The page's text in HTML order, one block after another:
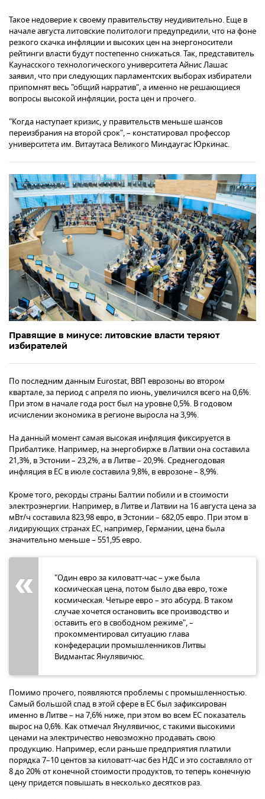
Такое недоверие к своему правительству неудивительно. Еще в
начале августа литовские политологи предупредили, что на фоне
резкого скачка инфляции и высоких цен на энергоносители
рейтинги власти будут постепенно снижаться. Так, представитель
Каунасского технологического университета Айнис Лашас
заявил, что при следующих парламентских выборах избиратели
припомнят весь "общий нарратив", а именно не решающиеся
вопросы высокой инфляции, роста цен и прочего.
"Когда наступает кризис, у правительств меньше шансов
переизбрания на второй срок", – констатировал профессор
университета им. Витаутаса Великого Миндаугас Юркинас.
Правящие в минусе: литовские власти теряют
избирателей
По последним данным Eurostat, ВВП еврозоны во втором
квартале, за период с апреля по июнь, увеличился всего на 0,6%.
При этом в начале года рост был на уровне 0,5%. В годовом
исчислении экономика в регионе выросла на 3,9%.
На данный момент самая высокая инфляция фиксируется в
Прибалтике. Например, на энергобирже в Латвии она составила
21,3%, в Эстонии – 23,2%, а в Литве – 20,9%. Среднегодовая
инфляция в ЕС в июле составила 9,8%, в еврозоне – 8,9%.
Кроме того, рекорды страны Балтии побили и в стоимости
электроэнергии. Например, в Литве и Латвии на 16 августа цена за
мВт/ч составила 823,98 евро, в Эстонии – 682,05 евро. При этом в
лидирующих странах ЕС, например, Германии, цена была
значительно меньше – 551,95 евро.
"Один евро за киловатт-час – уже была
космическая цена, потом было два евро, тоже
космическая. Четыре евро – это абсурд. В таком
случае хочется остановить все производство и
оставить его в свободном режиме", –
прокомментировал ситуацию глава
конфедерации промышленников Литвы
Видмантас Янулявичюс.
Помимо прочего, появляются проблемы с промышленностью.
Самый большой спад в этой сфере в ЕС был зафиксирован
именно в Литве – на 7,6% ниже, при этом во всем ЕС показатель
вырос на 0,6%. Как отмечал Янулявичюс, с такими высокими
ценами на электричество невозможно продавать свою
продукцию. Например, если раньше предприятия платили
порядка 7–10 центов за киловатт-час без НДС и это составляло от
8 до 20% от конечной стоимости продуктов, то теперь конечную
цену придется повышать в несколько десятков раз.